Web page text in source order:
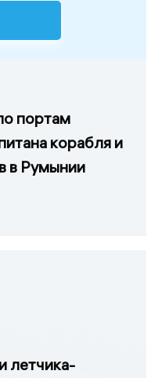
портам
корабля и
в Румынии
летчика-